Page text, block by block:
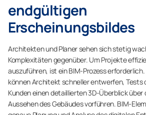
endgültigen
Erscheinungsbildes
Architekten und Planer sehen sich stetig
Komplexitäten gegenüber. Um Projekte
auszuführen, ist ein BIM-Prozess
können Architekt schneller entwerfen, Tests
Kunden einen detaillierten 3D-Überblick über
Aussehen des Gebäudes vorführen. BIM-